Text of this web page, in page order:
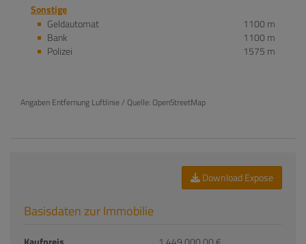
Sonstige
Geldautomat
1100 m
Bank
1100 m
Polizei
1575 m
Angaben Entfernung Luftlinie / Quelle: OpenStreetMap
Download Expose
Basisdaten zur Immobilie